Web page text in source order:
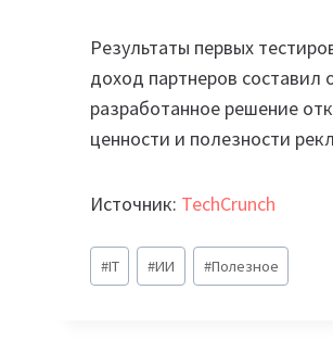
Результаты первых
доход партнеров
разработанное решение
ценности и полезности
Источник: TechCrunch
Метки
записи:
#IT #ИИ #Полезное